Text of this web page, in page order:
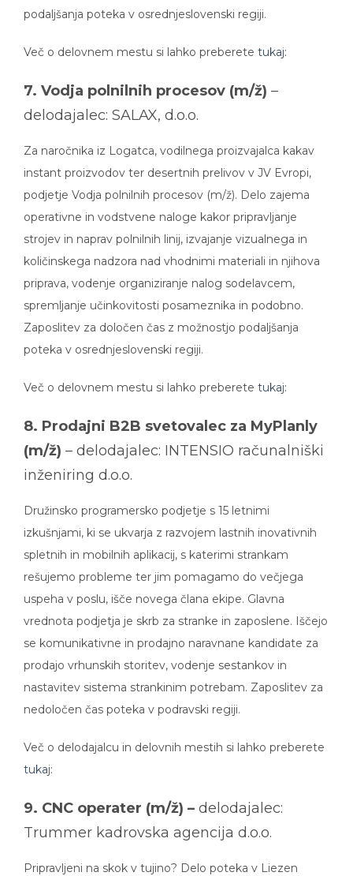
podaljšanja poteka v osrednjeslovenski regiji.
Več o delovnem mestu si lahko preberete tukaj:
7. Vodja polnilnih procesov (m/ž) –
delodajalec: SALAX, d.o.o.
Za naročnika iz Logatca, vodilnega proizvajalca kakav
instant proizvodov ter desertnih prelivov v JV Evropi,
podjetje Vodja polnilnih procesov (m/ž). Delo zajema
operativne in vodstvene naloge kakor pripravljanje
strojev in naprav polnilnih linij, izvajanje vizualnega in
količinskega nadzora nad vhodnimi materiali in njihova
priprava, vodenje organiziranje nalog sodelavcem,
spremljanje učinkovitosti posameznika in podobno.
Zaposlitev za določen čas z možnostjo podaljšanja
poteka v osrednjeslovenski regiji.
Več o delovnem mestu si lahko preberete tukaj:
8. Prodajni B2B svetovalec za MyPlanly
(m/ž) – delodajalec: INTENSIO računalniški
inženiring d.o.o.
Družinsko programersko podjetje s 15 letnimi
izkušnjami, ki se ukvarja z razvojem lastnih inovativnih
spletnih in mobilnih aplikacij, s katerimi strankam
rešujemo probleme ter jim pomagamo do večjega
uspeha v poslu, išče novega člana ekipe. Glavna
vrednota podjetja je skrb za stranke in zaposlene. Iščejo
se komunikativne in prodajno naravnane kandidate za
prodajo vrhunskih storitev, vodenje sestankov in
nastavitev sistema strankinim potrebam. Zaposlitev za
nedoločen čas poteka v podravski regiji.
Več o delodajalcu in delovnih mestih si lahko preberete
tukaj:
9. CNC operater (m/ž) – delodajalec:
Trummer kadrovska agencija d.o.o.
Pripravljeni na skok v tujino? Delo poteka v Liezen